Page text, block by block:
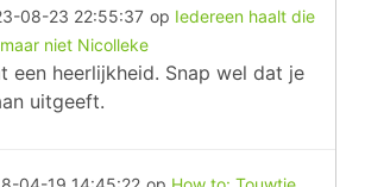
08-23 22:55:37 op Iedereen haalt die
niet Nicolleke
een heerlijkheid. Snap wel dat je
uitgeeft.